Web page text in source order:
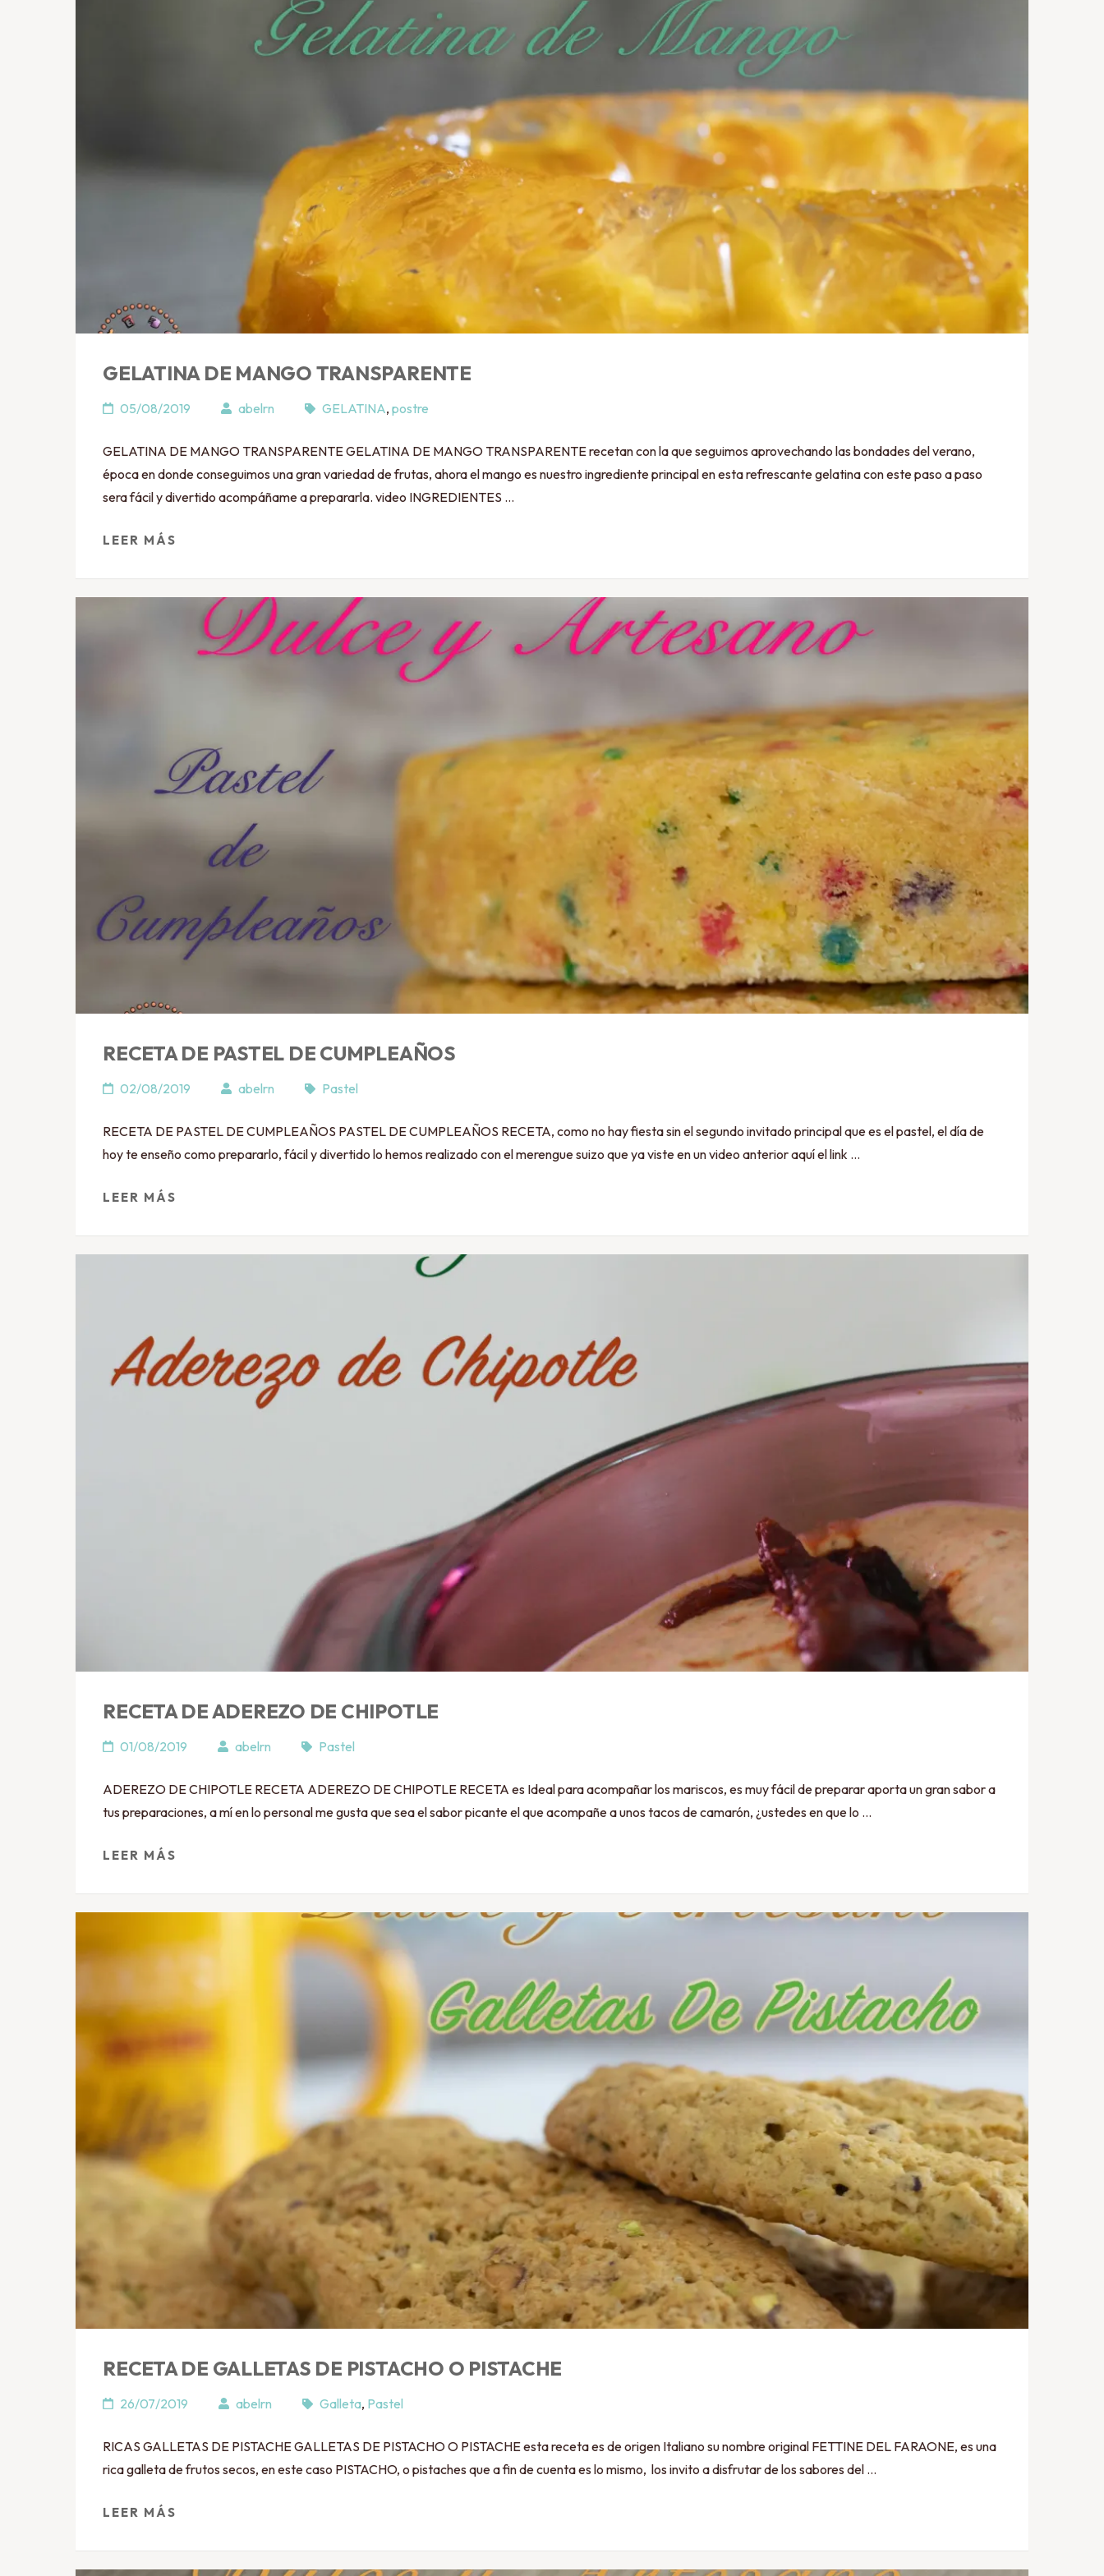
GELATINA DE MANGO TRANSPARENTE
05/08/2019 abelrn GELATINA, postre
GELATINA DE MANGO TRANSPARENTE GELATINA DE MANGO TRANSPARENTE recetan con la que seguimos aprovechando las bondades del verano,
época en donde conseguimos una gran variedad de frutas, ahora el mango es nuestro ingrediente principal en esta refrescante gelatina con este paso a paso
sera fácil y divertido acompáñame a prepararla. video INGREDIENTES …
LEER MÁS
RECETA DE PASTEL DE CUMPLEAÑOS
02/08/2019 abelrn Pastel
RECETA DE PASTEL DE CUMPLEAÑOS PASTEL DE CUMPLEAÑOS RECETA, como no hay fiesta sin el segundo invitado principal que es el pastel, el día de
hoy te enseño como prepararlo, fácil y divertido lo hemos realizado con el merengue suizo que ya viste en un video anterior aquí el link …
LEER MÁS
RECETA DE ADEREZO DE CHIPOTLE
01/08/2019 abelrn Pastel
ADEREZO DE CHIPOTLE RECETA ADEREZO DE CHIPOTLE RECETA es Ideal para acompañar los mariscos, es muy fácil de preparar aporta un gran sabor a
tus preparaciones, a mí en lo personal me gusta que sea el sabor picante el que acompañe a unos tacos de camarón, ¿ustedes en que lo …
LEER MÁS
RECETA DE GALLETAS DE PISTACHO O PISTACHE
26/07/2019 abelrn Galleta, Pastel
RICAS GALLETAS DE PISTACHE GALLETAS DE PISTACHO O PISTACHE esta receta es de origen Italiano su nombre original FETTINE DEL FARAONE, es una
rica galleta de frutos secos, en este caso PISTACHO, o pistaches que a fin de cuenta es lo mismo, los invito a disfrutar de los sabores del …
LEER MÁS